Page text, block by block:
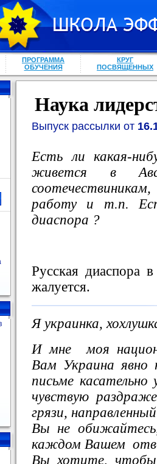
ПРОГРАММА
ОБУЧЕНИЯ
КРУГ
ПОСВЯЩЕННЫХ
Наука
Выпуск рассылки от
Есть ли какая-
живется в
работу и т.п.
диаспора ?
Русская диаспора
жалуется.
Я украинка,
И мне моя
Вам Украина
письме
чувствую
грязи,
Вы не
каждом Вашем
Вы хотите, чтобы